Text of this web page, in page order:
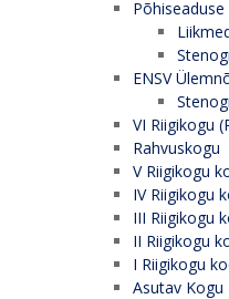
ENSV
VI Riigikogu
Rahvuskogu
V Riigikogu
IV Riigikogu
III Riigikogu
II Riigikogu
I Riigikogu
Asutav Kogu